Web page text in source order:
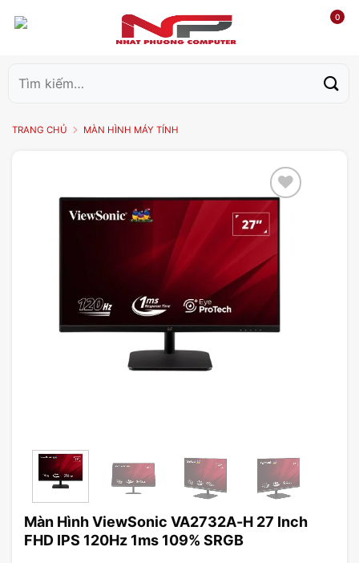
0
kiếm:
TRANG CHỦ MÀN HÌNH MÁY TÍNH
Add to
wishlist
Màn Hình ViewSonic VA2732A-H 27 Inch
FHD IPS 120Hz 1ms 109% SRGB